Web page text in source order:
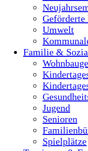
Geförderte
Umwelt
Familie &
Jugend
Senioren
Spielplätze